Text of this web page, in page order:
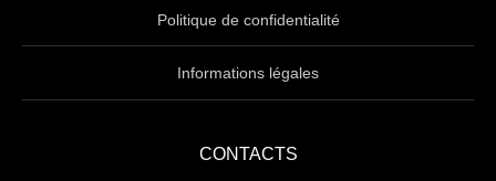
Politique de confidentialité
Informations légales
CONTACTS